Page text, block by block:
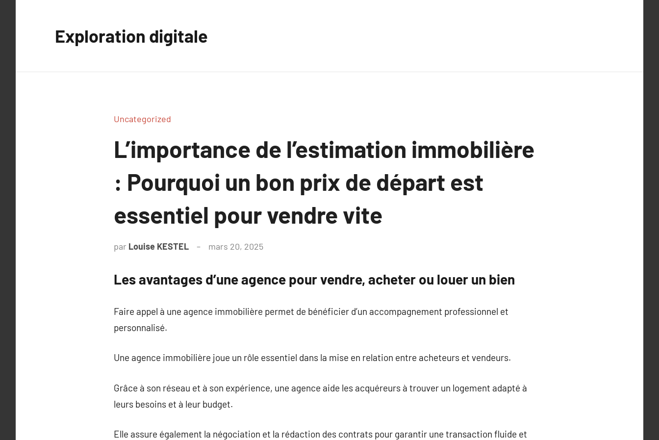
Exploration digitale
Uncategorized
L’importance de l’estimation immobilière
: Pourquoi un bon prix de départ est
essentiel pour vendre vite
par Louise KESTEL mars 20, 2025
Les avantages d’une agence pour vendre, acheter ou louer un bien
Faire appel à une agence immobilière permet de bénéficier d’un accompagnement professionnel et
personnalisé.
Une agence immobilière joue un rôle essentiel dans la mise en relation entre acheteurs et vendeurs.
Grâce à son réseau et à son expérience, une agence aide les acquéreurs à trouver un logement adapté à
leurs besoins et à leur budget.
Elle assure également la négociation et la rédaction des contrats pour garantir une transaction fluide et